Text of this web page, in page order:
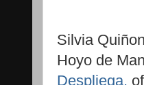
Silvia
Hoyo de
Despliega,